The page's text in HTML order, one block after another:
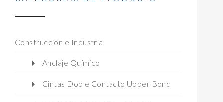
Construcción e Industria
Anclaje Químico
Cintas Doble Contacto Upper Bond